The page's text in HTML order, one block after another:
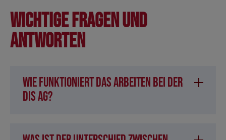
Wichtige Fragen und
Antworten
Wie funktioniert das Arbeiten bei der
DIS AG?